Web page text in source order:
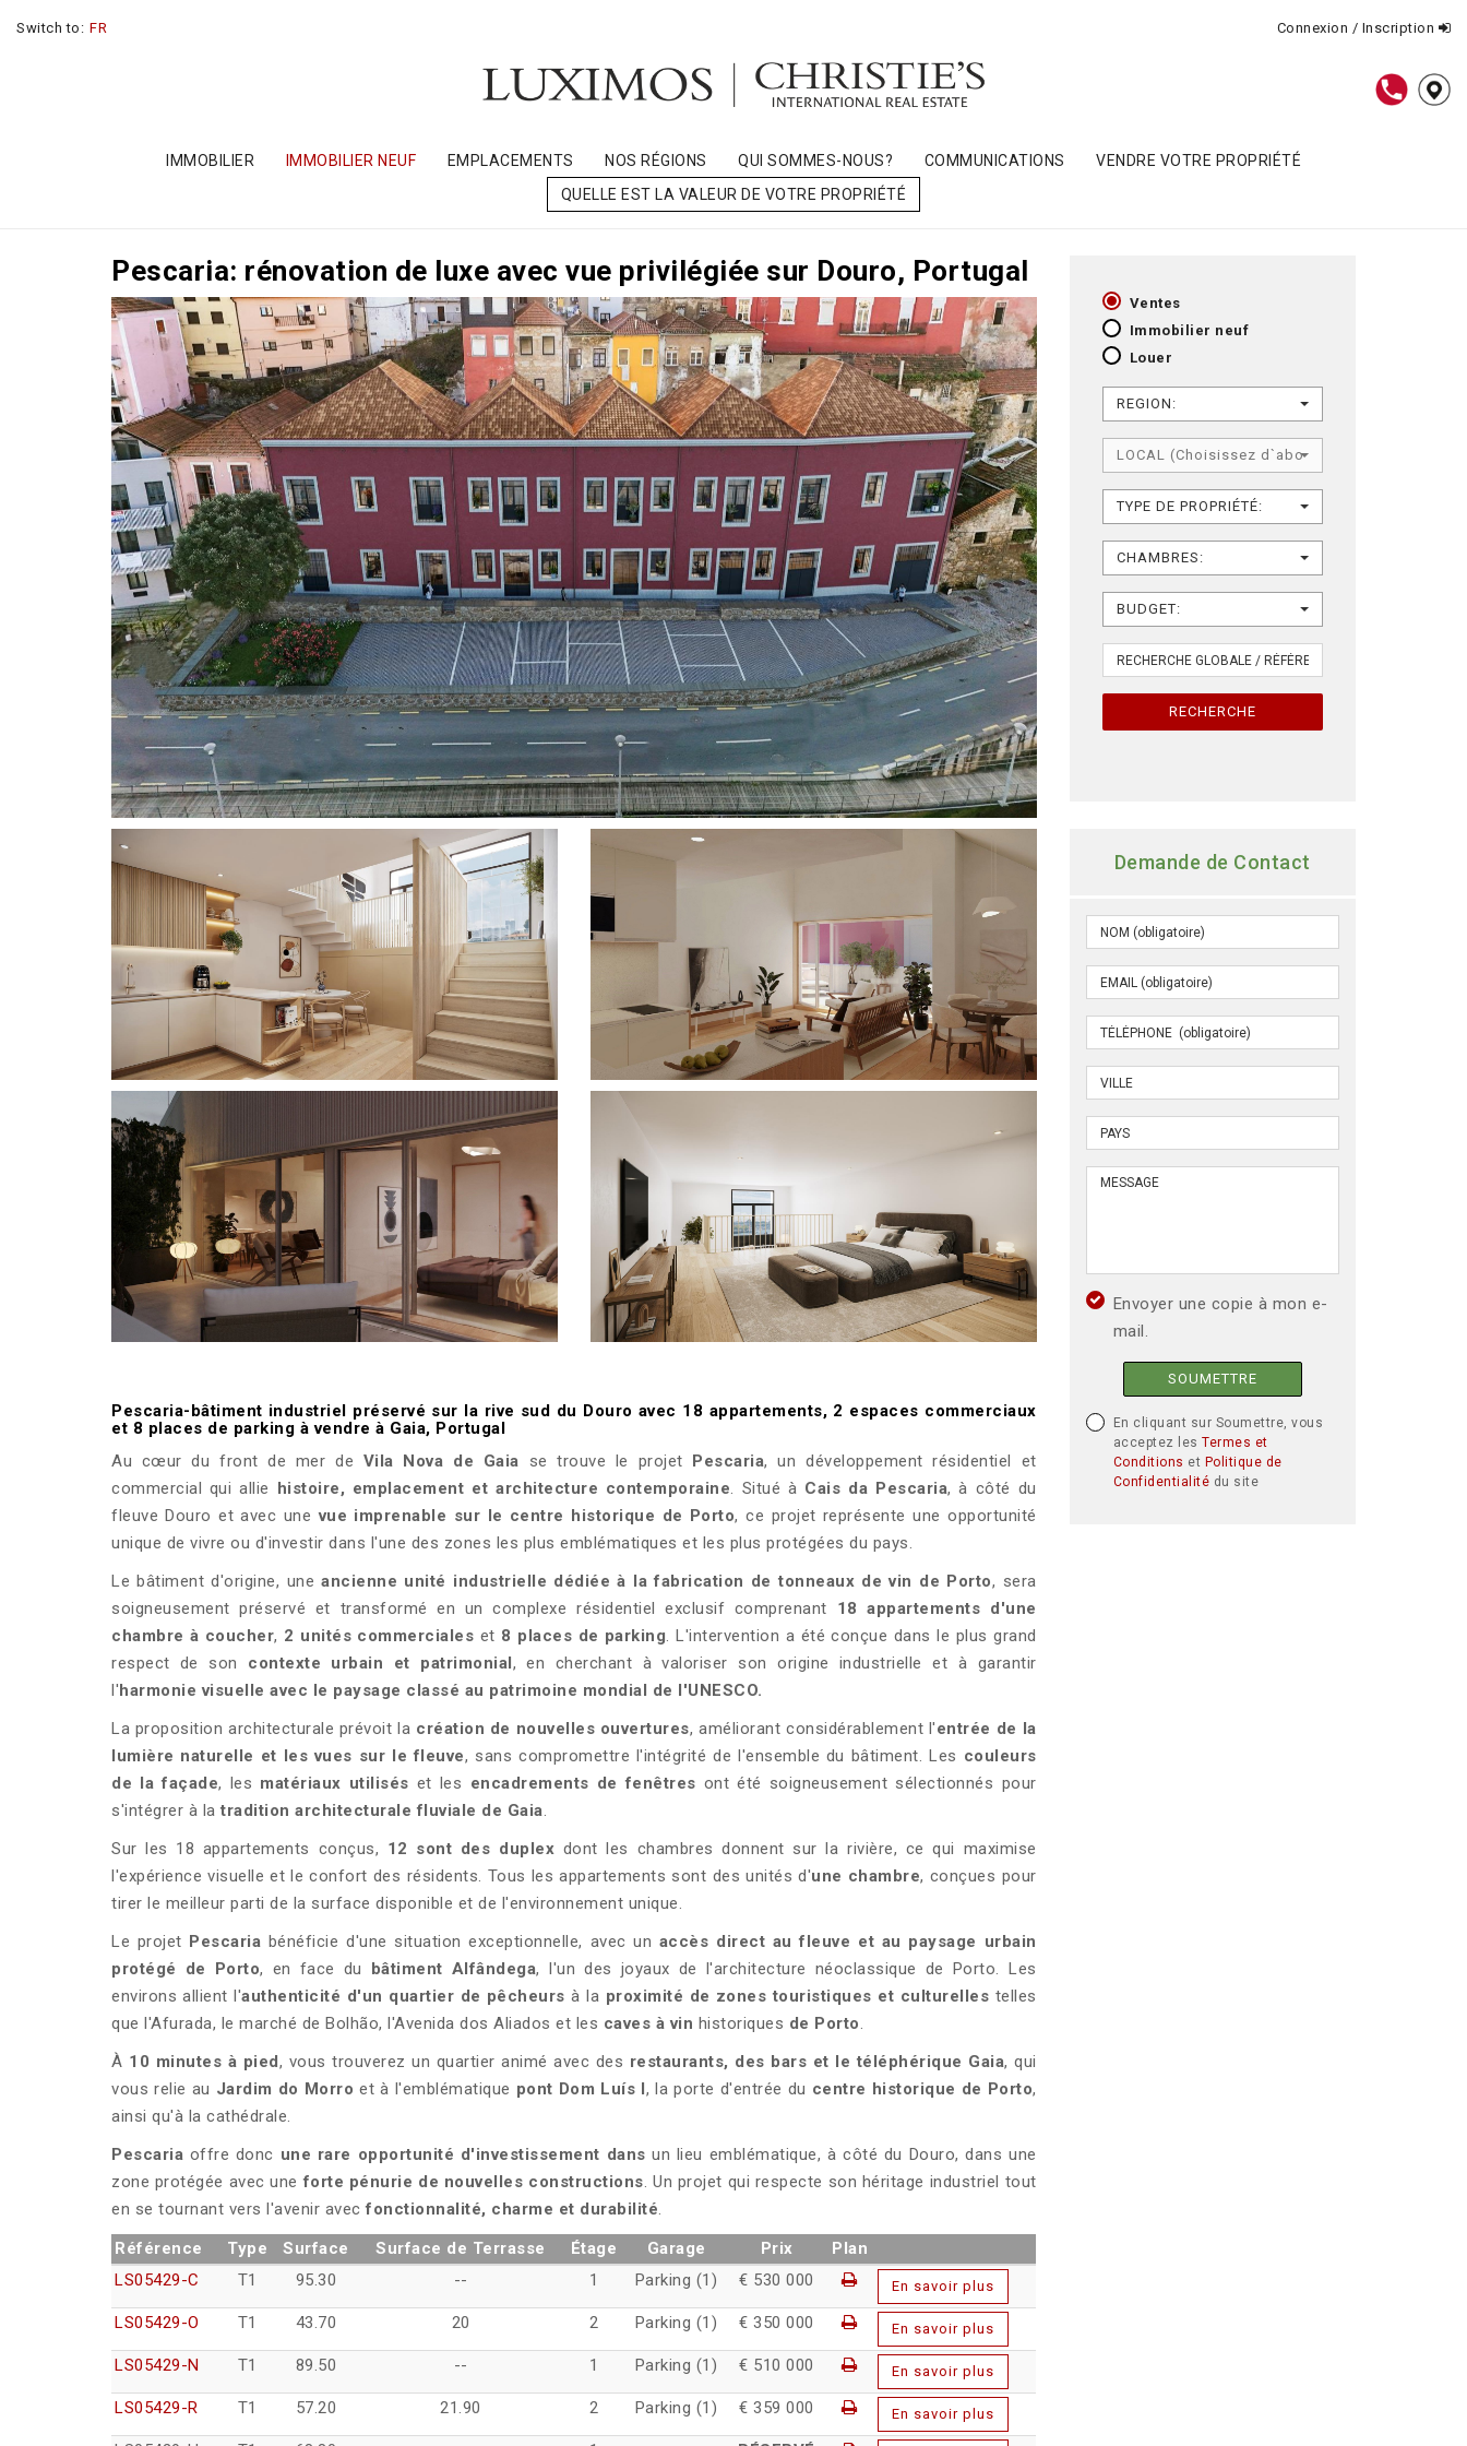
Switch to: FR Connexion / Inscription
IMMOBILIER IMMOBILIER NEUF EMPLACEMENTS NOS RÉGIONS QUI SOMMES-NOUS? COMMUNICATIONS
VENDRE VOTRE PROPRIÉTÉ
QUELLE EST LA VALEUR DE VOTRE PROPRIÉTÉ
Pescaria: rénovation de luxe avec vue privilégiée sur Douro, Portugal
Pescaria-bâtiment industriel préservé sur la rive sud du Douro avec 18 appartements, 2 espaces commerciaux
et 8 places de parking à vendre à Gaia, Portugal
Au cœur du front de mer de Vila Nova de Gaia se trouve le projet Pescaria, un développement résidentiel et
commercial qui allie histoire, emplacement et architecture contemporaine. Situé à Cais da Pescaria, à côté du
fleuve Douro et avec unevue imprenable sur le centre historique de Porto, ce projet représente une opportunité
unique de vivre ou d'investir dans l'une des zones les plus emblématiques et les plus protégées du pays.
Le bâtiment d'origine, uneancienne unité industrielle dédiée à la fabrication de tonneaux de vin de Porto, sera
soigneusement préservé et transformé en un complexe résidentiel exclusif comprenant 18 appartements d'une
chambre à coucher, 2 unités commerciales et 8 places de parking. L'intervention a été conçue dans le plus grand
respect de son contexte urbain et patrimonial, en cherchant à valoriser son origine industrielle et à garantir
l'harmonie visuelle avec le paysage classé au patrimoine mondial de l'UNESCO.
La proposition architecturale prévoit la création de nouvelles ouvertures, améliorant considérablement l'entrée de la
lumière naturelle et les vues sur le fleuve, sans compromettre l'intégrité de l'ensemble du bâtiment. Les couleurs
de la façade, les matériaux utilisés et les encadrements de fenêtres ont été soigneusement sélectionnés pour
s'intégrer à la tradition architecturale fluviale de Gaia.
Sur les 18 appartements conçus, 12 sont des duplex dont les chambres donnent sur la rivière, ce qui maximise
l'expérience visuelle et le confort des résidents. Tous les appartements sont des unités d'une chambre, conçues pour
tirer le meilleur parti de la surface disponible et de l'environnement unique.
Le projet Pescaria bénéficie d'une situation exceptionnelle, avec un accès direct au fleuve et au paysage urbain
protégé de Porto, en face du bâtiment Alfândega, l'un des joyaux de l'architecture néoclassique de Porto. Les
environs allient l'authenticité d'un quartier de pêcheurs à la proximité de zones touristiques et culturelles telles
que l'Afurada, le marché de Bolhão, l'Avenida dos Aliados et les caves à vin historiques de Porto.
À 10 minutes à pied, vous trouverez un quartier animé avec des restaurants, des bars et le téléphérique Gaia, qui
vous relie au Jardim do Morro et à l'emblématique pont Dom Luís I, la porte d'entrée du centre historique de Porto,
ainsi qu'à la cathédrale.
Pescaria offre donc une rare opportunité d'investissement dans un lieu emblématique, à côté du Douro, dans une
zone protégée avec uneforte pénurie de nouvelles constructions. Un projet qui respecte son héritage industriel tout
en se tournant vers l'avenir avecfonctionnalité, charme et durabilité.
Référence
Type Surface Surface de Terrasse Étage Garage Prix
Plan
LS05429-C
T1 95.30 -- 1 Parking (1) € 530 000 En savoir plus
LS05429-O T1 43.70 20 2 Parking (1) € 350 000 En savoir plus
LS05429-N T1 89.50 -- 1 Parking (1) € 510 000 En savoir plus
LS05429-R T1 57.20 21.90 2 Parking (1) € 359 000 En savoir plus
Ventes
Immobilier neuf
Louer
REGION:
LOCAL (Choisissez d`abord RÉGION)
TYPE DE PROPRIÉTÉ:
CHAMBRES:
BUDGET:
RECHERCHE
Demande de Contact
Envoyer une copie à mon e-
mail.
SOUMETTRE
En cliquant sur Soumettre, vous
acceptez les Termes et
Conditions et Politique de
Confidentialité du site